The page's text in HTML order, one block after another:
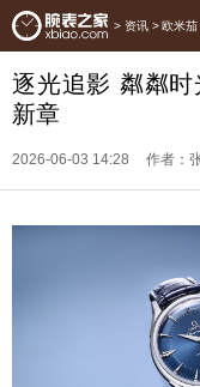
> 资讯 > 欧米茄
逐光追影 粼粼
新章
2026-06-03 14:28 作者：